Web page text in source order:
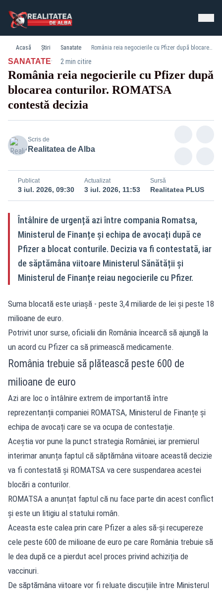
Acasă Știri Sanatate România reia negocierile cu Pfizer după blocarea conturilor. ROMATSA contestă decizia
SANATATE· 2 min citire
România reia negocierile cu Pfizer după
blocarea conturilor. ROMATSA
contestă decizia
Scris de
Realitatea de Alba
Publicat
3 iul. 2026, 09:30
Actualizat
3 iul. 2026, 11:53
Sursă
Realitatea PLUS
Întâlnire de urgență azi între compania Romatsa,
Ministerul de Finanțe și echipa de avocați după ce
Pfizer a blocat conturile. Decizia va fi contestată, iar
de săptămâna viitoare Ministerul Sănătății și
Ministerul de Finanțe reiau negocierile cu Pfizer.
Suma blocată este uriașă - peste 3,4 miliarde de lei și peste 18
milioane de euro.
Potrivit unor surse, oficialii din România încearcă să ajungă la
un acord cu Pfizer ca să primească medicamente.
România trebuie să plătească peste 600 de
milioane de euro
Azi are loc o întâlnire extrem de importantă între
reprezentanții companiei ROMATSA, Ministerul de Finanțe și
echipa de avocați care se va ocupa de contestație.
Aceștia vor pune la punct strategia României, iar premierul
interimar anunța faptul că săptămâna viitoare această decizie
va fi contestată și ROMATSA va cere suspendarea acestei
blocări a conturilor.
ROMATSA a anunțat faptul că nu face parte din acest conflict
și este un litigiu al statului român.
Aceasta este calea prin care Pfizer a ales să-și recupereze
cele peste 600 de milioane de euro pe care România trebuie să
le dea după ce a pierdut acel proces privind achiziția de
vaccinuri.
De săptămâna viitoare vor fi reluate discuțiile între Ministerul